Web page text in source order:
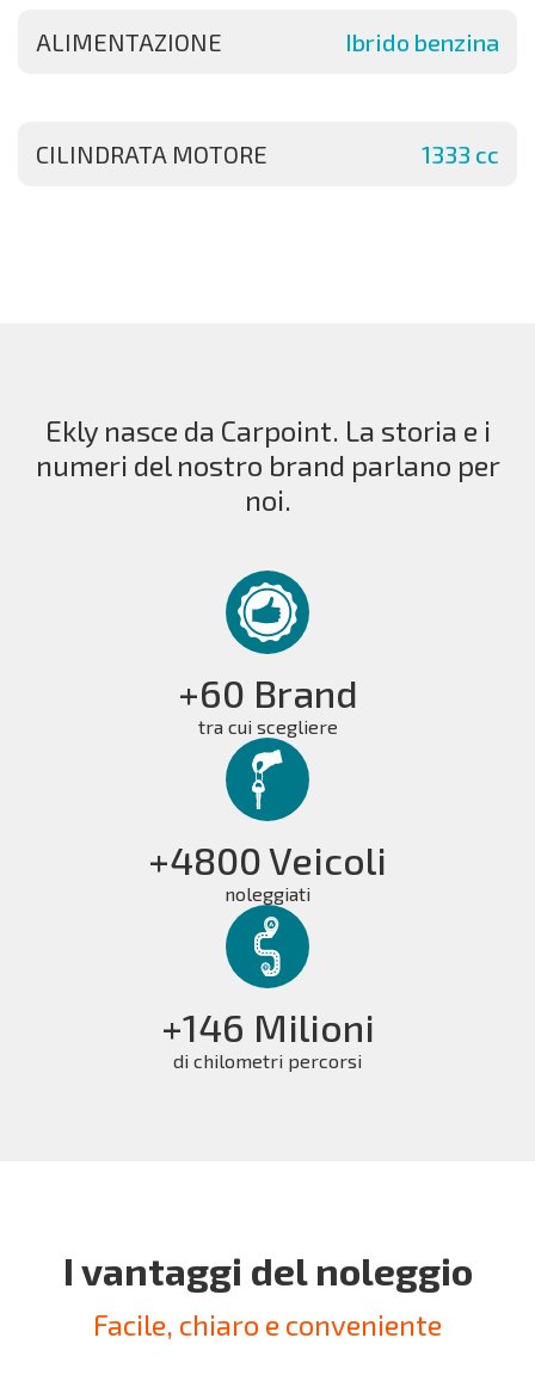
ALIMENTAZIONE Ibrido benzina
CILINDRATA MOTORE 1333 cc
Ekly nasce da Carpoint. La storia e i
numeri del nostro brand parlano per
noi.
+60 Brand
tra cui scegliere
+4800 Veicoli
noleggiati
+146 Milioni
di chilometri percorsi
I vantaggi del noleggio
Facile, chiaro e conveniente